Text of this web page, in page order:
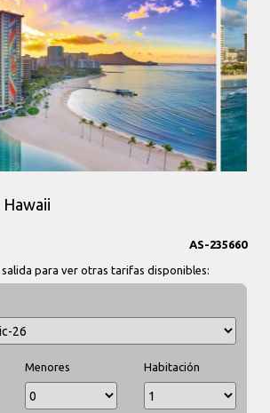
AS-235660
para ver otras tarifas disponibles:
Menores Habitación